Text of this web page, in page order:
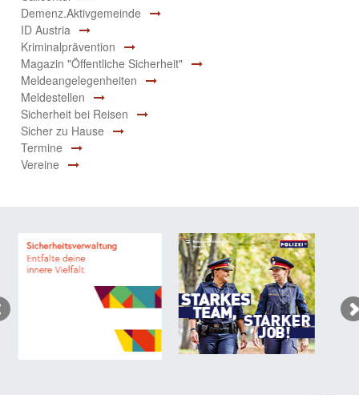
Demenz.Aktivgemeinde
ID Austria
Kriminalprävention
Magazin "Öffentliche Sicherheit"
Meldeangelegenheiten
Meldestellen
Sicherheit bei Reisen
Sicher zu Hause
Termine
Vereine